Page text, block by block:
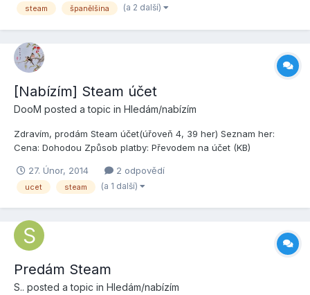
vlastnostech nastavím jazyk, ale tam žádné nastavení jazyka...
steam španělšina (a 2 další)
[Nabízím] Steam účet
DooM posted a topic in Hledám/nabízím
Zdravím, prodám Steam účet(úřoveň 4, 39 her) Seznam her:
Cena: Dohodou Způsob platby: Převodem na účet (KB)
27. Únor, 2014 2 odpovědí
ucet steam (a 1 další)
Predám Steam
S.. posted a topic in Hledám/nabízím